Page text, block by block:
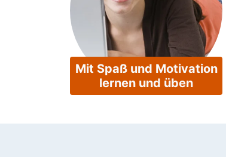
Mit Spaß und Motivation
lernen und üben